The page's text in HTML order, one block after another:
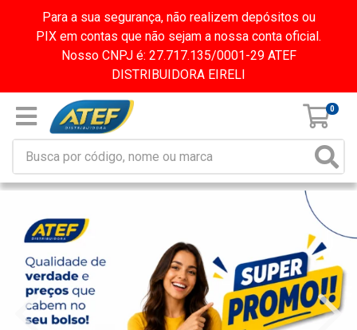
Para a sua segurança, não realizem depósitos ou
PIX em contas que não sejam a nossa conta oficial.
Nosso CNPJ é: 27.717.135/0001-29 ATEF
DISTRIBUIDORA EIRELI
0